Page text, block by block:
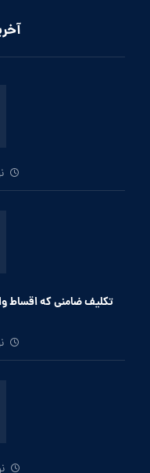
تکلیف ضامنی که اقساط